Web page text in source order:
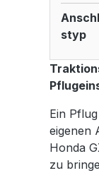
styp
Ein
eigenen
Honda
zu